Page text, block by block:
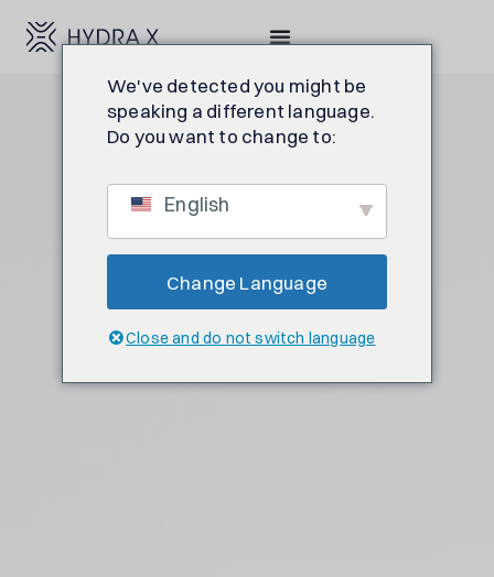
We've detected you might be
speaking a different language.
Do you want to change to:
English
Change Language
Close and do not switch language